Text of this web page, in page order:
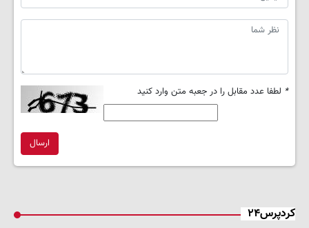
* لطفا عدد مقابل را در جعبه متن وارد کنید
ارسال
کردپرس۲۴